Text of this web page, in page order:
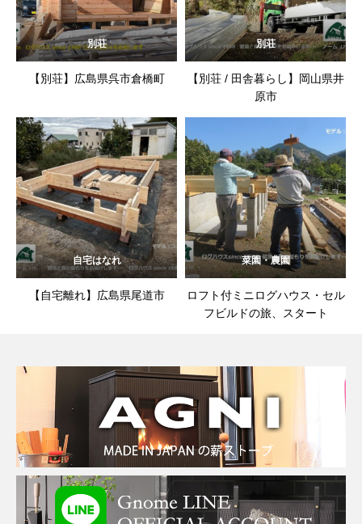
別荘
【別荘】広島県呉市倉橋町
別荘
【別荘 / 田舎暮らし】岡山県井
原市
自宅はなれ
【自宅離れ】広島県尾道市
菜園・農園
ロフト付ミニログハウス・セル
フビルドの旅、スタート